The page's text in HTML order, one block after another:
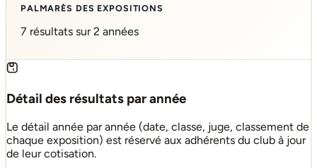
PALMARÈS DES EXPOSITIONS
7 résultats sur 2 années
Détail des résultats par année
Le détail année par année (date, classe, juge, classement de
chaque exposition) est réservé aux adhérents du club à jour
de leur cotisation.